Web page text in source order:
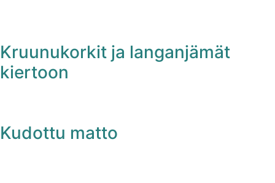
Kruunukorkit ja langanjämät
kiertoon
Kudottu matto